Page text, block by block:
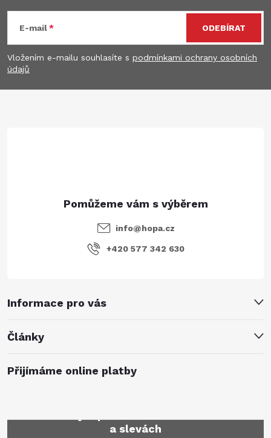
p
a
E-mail
Vložením e-mailu souhlasíte s podmínkami ochrany osobních
údajů
ODEBÍRAT
Informace pro vás
Články
info@hopa.cz
+420 577 342 630
Přijímáme online platby
a slevách